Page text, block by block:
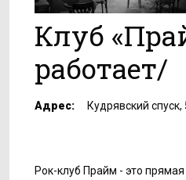
Клуб
работает/
Адрес: Кудрявский спуск,
Рок-клуб Прайм - это